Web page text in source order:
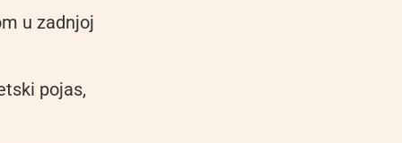
u zadnjoj
pojas,